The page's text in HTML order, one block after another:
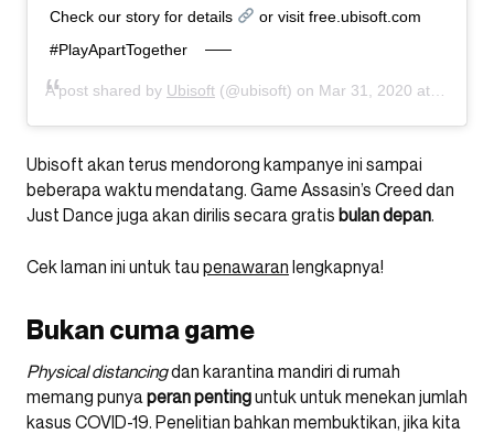
Check our story for details
or visit free.ubisoft.com
#PlayApartTogether
A post shared by Ubisoft (@ubisoft) on Mar 31, 2020 at 9:04am PDT
Ubisoft akan terus mendorong kampanye ini sampai
beberapa waktu mendatang. Game Assasin’s Creed dan
Just Dance juga akan dirilis secara gratis bulan depan.
Cek laman ini untuk tau penawaran lengkapnya!
Bukan cuma game
Physical distancingdan karantina mandiri di rumah
memang punya peran pentinguntuk untuk menekan jumlah
kasus COVID-19. Penelitian bahkan membuktikan, jika kita